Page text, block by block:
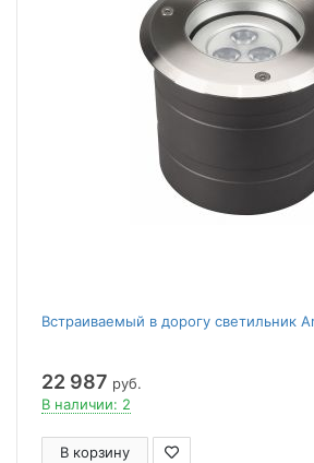
Встраиваемый в дорогу светильник
22 987 руб.
В наличии: 2
В корзину